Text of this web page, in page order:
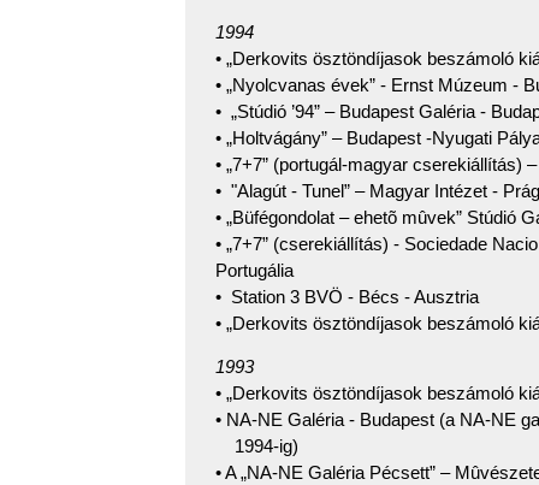
1994
• „Derkovits ösztöndíjasok beszámoló
• „Nyolcvanas évek” - Ernst Múzeum -
• „Stúdió ’94” – Budapest Galéria -
• „Holtvágány” – Budapest -Nyugati
• „7+7” (portugál-magyar cserekiállítás)
• "Alagút - Tunel” – Magyar Intézet -
• „Büfégondolat – ehetõ mûvek” Stúdió
• „7+7” (cserekiállítás) - Sociedade
Portugália
• Station 3 BVÖ - Bécs - Ausztria
• „Derkovits ösztöndíjasok beszámoló
1993
• „Derkovits ösztöndíjasok beszámoló
• NA-NE Galéria - Budapest (a NA-NE
1994-ig)
• A „NA-NE Galéria Pécsett” –